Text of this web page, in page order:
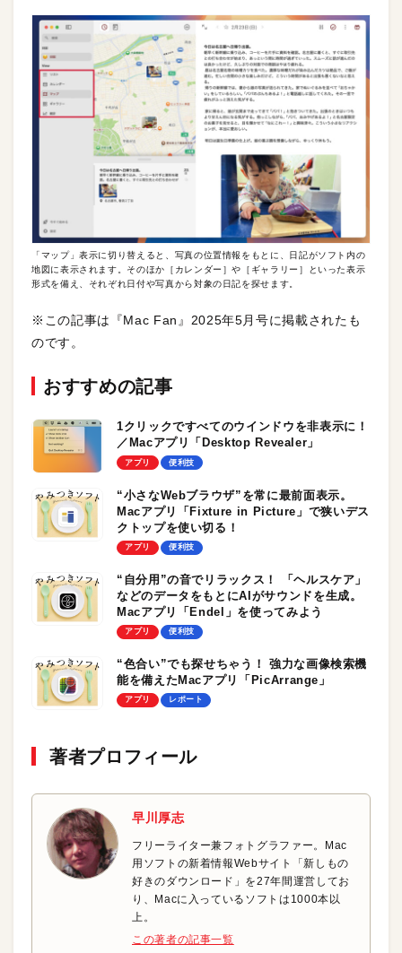
「マップ」表示に切り替えると、写真の位置情報をもとに、日記がソフト内の
地図に表示されます。そのほか［カレンダー］や［ギャラリー］といった表示
形式を備え、それぞれ日付や写真から対象の日記を探せます。
※この記事は『Mac Fan』2025年5月号に掲載されたも
のです。
おすすめの記事
1クリックですべてのウインドウを非表示に！
／Macアプリ「Desktop Revealer」
アプリ 便利技
“小さなWebブラウザ”を常に最前面表示。
Macアプリ「Fixture in Picture」で狭いデス
クトップを使い切る！
アプリ 便利技
“自分用”の音でリラックス！ 「ヘルスケア」
などのデータをもとにAIがサウンドを生成。
Macアプリ「Endel」を使ってみよう
アプリ 便利技
“色合い”でも探せちゃう！ 強力な画像検索機
能を備えたMacアプリ「PicArrange」
アプリ レポート
著者プロフィール
早川厚志
フリーライター兼フォトグラファー。Mac
用ソフトの新着情報Webサイト「新しもの
好きのダウンロード」を27年間運営してお
り、Macに入っているソフトは1000本以
上。
この著者の記事一覧